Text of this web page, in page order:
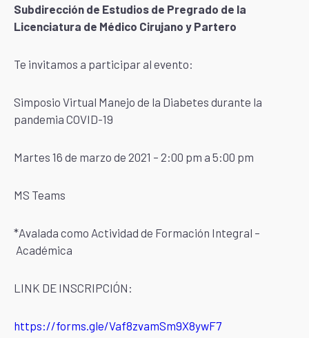
Subdirección de Estudios de Pregrado de la
Licenciatura de Médico Cirujano y Partero
Te invitamos a participar al evento:
Simposio Virtual Manejo de la Diabetes durante la
pandemia COVID-19
Martes 16 de marzo de 2021 – 2:00 pm a 5:00 pm
MS Teams
*Avalada como Actividad de Formación Integral –
Académica
LINK DE INSCRIPCIÓN:
https://forms.gle/Vaf8zvamSm9X8ywF7